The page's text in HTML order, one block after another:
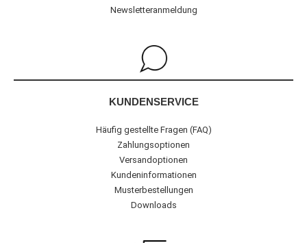
Newsletteranmeldung
KUNDENSERVICE
Häufig gestellte Fragen (FAQ)
Zahlungsoptionen
Versandoptionen
Kundeninformationen
Musterbestellungen
Downloads